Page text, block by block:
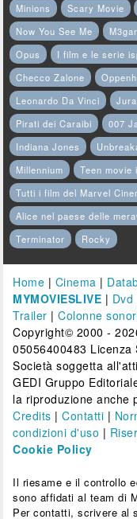
Minions Scary Movie
Now You See Me
Opus
I film e le serie
Checco Zalone
Leonardo Da Vinci
Pirati dei Caraibi
007
Indiana Jones
Millennium
Teen movie
Tutti i film del Marvel
Alice nel paese delle
Terminator
Rocky
Home | Cinema |
MYMOVIESLIVE | Dvd
Trailer |Colonne
Copyright© 2000 -
05056400483
Società soggetta
GEDI Gruppo
la riproduzione anche
Credits |Contatti |
condizioni d'uso |
Cookie Policy
Il riesame e il controllo
sono affidati al team di
Per contatti, scrivere al